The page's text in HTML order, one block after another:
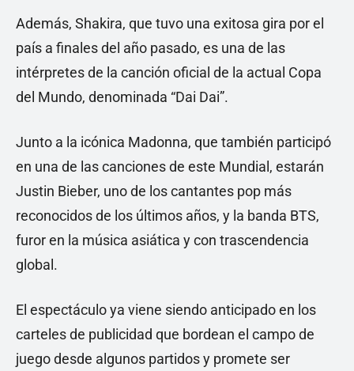
Además, Shakira, que tuvo una exitosa gira por el
país a finales del año pasado, es una de las
intérpretes de la canción oficial de la actual Copa
del Mundo, denominada “Dai Dai”.
Junto a la icónica Madonna, que también participó
en una de las canciones de este Mundial, estarán
Justin Bieber, uno de los cantantes pop más
reconocidos de los últimos años, y la banda BTS,
furor en la música asiática y con trascendencia
global.
El espectáculo ya viene siendo anticipado en los
carteles de publicidad que bordean el campo de
juego desde algunos partidos y promete ser